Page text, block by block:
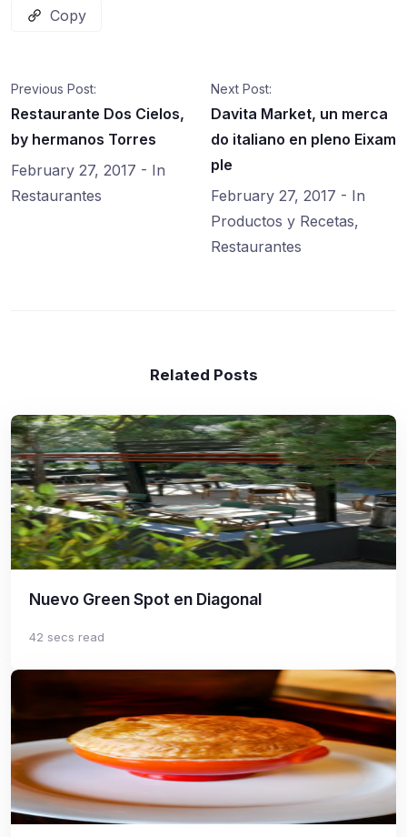
Copy
Previous Post:
Restaurante Dos Cielos,
by hermanos Torres
February 27, 2017 - In
Restaurantes
Next Post:
Davita Market, un merca
do italiano en pleno Eixam
ple
February 27, 2017 - In
Productos y Recetas,
Restaurantes
Related Posts
Nuevo Green Spot en Diagonal
42 secs read